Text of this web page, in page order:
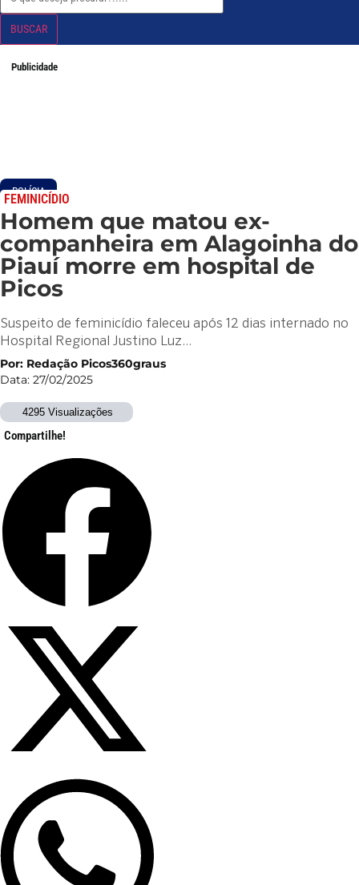
BUSCAR
Publicidade
POLÍCIA
FEMINICÍDIO
Homem que matou ex-
companheira em Alagoinha do
Piauí morre em hospital de
Picos
Suspeito de feminicídio faleceu após 12 dias internado no
Hospital Regional Justino Luz…
Por: Redação Picos360graus
Data: 27/02/2025
4295 Visualizações
Compartilhe!